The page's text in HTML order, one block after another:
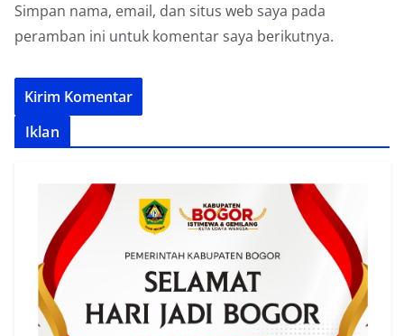
Simpan nama, email, dan situs web saya pada
peramban ini untuk komentar saya berikutnya.
Iklan